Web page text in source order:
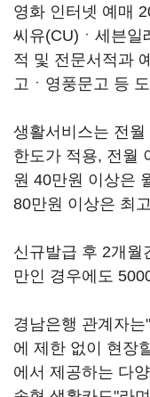
영화 인터넷 예매
씨유(CU)ㆍ세븐
적 및 전문서적과
고ㆍ영풍문고 등
생활서비스는 전
한도가 적용, 전월
원 40만원 이상은
80만원 이상은 최
신규발급 후 2개월
만인 경우에도
경남은행 관계자
에 제한 없이 현장
에서 제공하는 다